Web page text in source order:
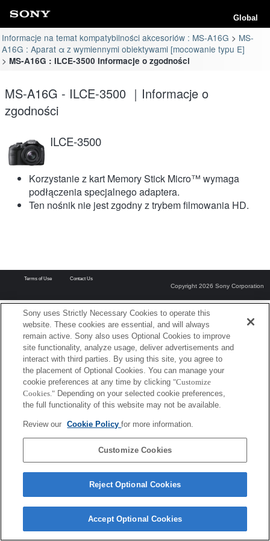
Global
Informacje na temat kompatybilności akcesoriów : MS-A16G
MS-
A16G : Aparat α z wymiennymi obiektywami [mocowanie typu E]
MS-A16G : ILCE-3500 Informacje o zgodności
MS-A16G - ILCE-3500 ｜Informacje o
zgodności
ILCE-3500
Korzystanie z kart Memory Stick Micro™ wymaga
podłączenia specjalnego adaptera.
Ten nośnik nie jest zgodny z trybem filmowania HD.
Terms of Use Contact Us
Copyright 2026 Sony Corporation
Sony uses Strictly Necessary Cookies to operate this
website. These cookies are essential, and will always
remain active. Sony also uses Optional Cookies to improve
site functionality, analyze usage, deliver advertisements and
interact with third parties. By using this site, you agree to
the placement of Optional Cookies. You can manage your
cookie preferences at any time by clicking "Customize
Cookies." Depending on your selected cookie preferences,
the full functionality of this website may not be available.
Review our Cookie Policyfor more information.
Customize Cookies
Reject Optional Cookies
Accept Optional Cookies